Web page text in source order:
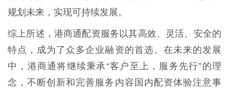
规划未来，实现可持续发展。
综上所述，港商通配资服务以其高效、灵活、安全的
特点，成为了众多企业融资的首选。在未来的发展
中，港商通将继续秉承“客户至上，服务先行”的理
念，不断创新和完善服务内容国内配资体验注意事